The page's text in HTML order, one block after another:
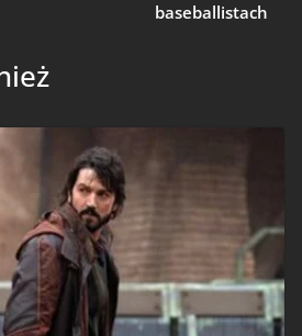
baseballistach